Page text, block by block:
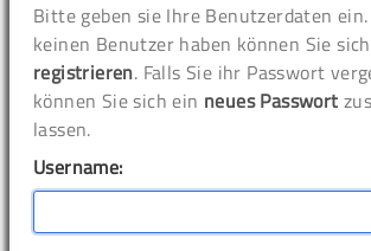
Bitte geben sie Ihre Benutzerdaten ein.
keinen Benutzer haben können Sie
registrieren. Falls Sie ihr Passwort
können Sie sich ein neues Passwort
lassen.
Username: